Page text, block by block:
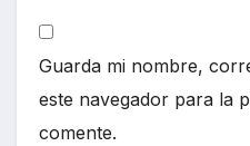
Guarda mi nombre,
este navegador para la
comente.